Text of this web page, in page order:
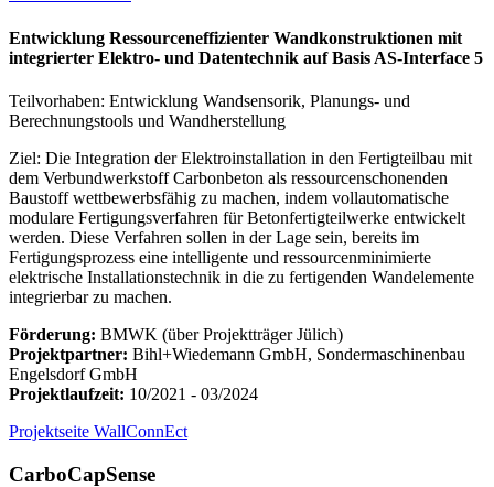
Entwicklung Ressourceneffizienter Wandkonstruktionen mit
integrierter Elektro- und Datentechnik auf Basis AS-Interface 5
Teilvorhaben: Entwicklung Wandsensorik, Planungs- und
Berechnungstools und Wandherstellung
Ziel: Die Integration der Elektroinstallation in den Fertigteilbau mit
dem Verbundwerkstoff Carbonbeton als ressourcenschonenden
Baustoff wettbewerbsfähig zu machen, indem vollautomatische
modulare Fertigungsverfahren für Betonfertigteilwerke entwickelt
werden. Diese Verfahren sollen in der Lage sein, bereits im
Fertigungsprozess eine intelligente und ressourcenminimierte
elektrische Installationstechnik in die zu fertigenden Wandelemente
integrierbar zu machen.
Förderung: BMWK (über Projektträger Jülich)
Projektpartner: Bihl+Wiedemann GmbH, Sondermaschinenbau
Engelsdorf GmbH
Projektlaufzeit: 10/2021 - 03/2024
Projektseite WallConnEct
CarboCapSense